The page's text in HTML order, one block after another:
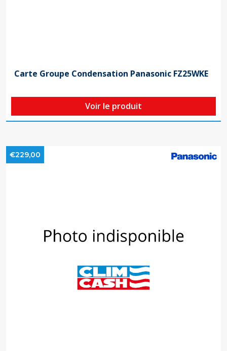
Carte Groupe Condensation Panasonic FZ25WKE
Voir le produit
€229,00